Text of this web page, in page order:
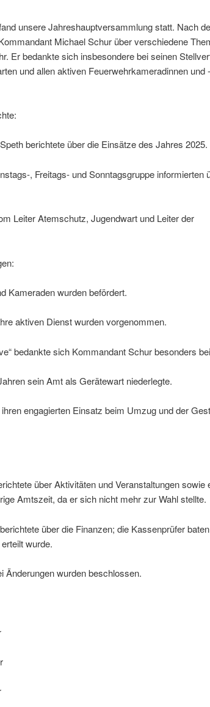
unsere Jahreshauptversammlung statt. Nach
Michael Schur über verschiedene
Er bedankte sich insbesondere bei seinen
und allen aktiven Feuerwehrkameradinnen und -
berichtete über die Einsätze des Jahres 2025.
, Freitags- und Sonntagsgruppe informierten
Leiter Atemschutz, Jugendwart und Leiter der
Kameraden wurden befördert.
aktiven Dienst wurden vorgenommen.
bedankte sich Kommandant Schur besonders
sein Amt als Gerätewart niederlegte.
engagierten Einsatz beim Umzug und der
über Aktivitäten und Veranstaltungen sowie
Amtszeit, da er sich nicht mehr zur Wahl stellte.
über die Finanzen; die Kassenprüfer
wurde.
Änderungen wurden beschlossen.